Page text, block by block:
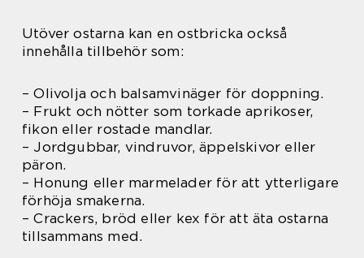
Utöver ostarna kan en ostbricka också
innehålla tillbehör som:
– Olivolja och balsamvinäger för doppning.
– Frukt och nötter som torkade aprikoser,
fikon eller rostade mandlar.
– Jordgubbar, vindruvor, äppelskivor eller
päron.
– Honung eller marmelader för att ytterligare
förhöja smakerna.
– Crackers, bröd eller kex för att äta ostarna
tillsammans med.